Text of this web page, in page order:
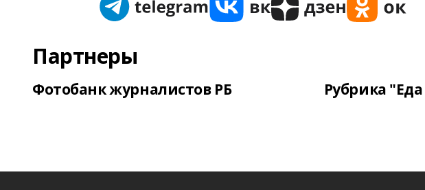
Партнеры
Фотобанк журналистов РБ Рубрика